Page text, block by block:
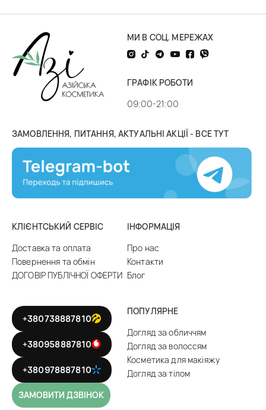
МИ В СОЦ. МЕРЕЖАХ
ГРАФІК РОБОТИ
09:00-21:00
ЗАМОВЛЕННЯ, ПИТАННЯ, АКТУАЛЬНІ АКЦІЇ - ВСЕ ТУТ
КЛІЄНТСЬКИЙ СЕРВІС
Доставка та оплата
Повернення та обмін
ДОГОВІР ПУБЛІЧНОЇ ОФЕРТИ
ІНФОРМАЦІЯ
Про нас
Контакти
Блог
+380738887810
+380958887810
+380978887810
ЗАМОВИТИ ДЗВІНОК
ПОПУЛЯРНЕ
Догляд за обличчям
Догляд за волоссям
Косметика для макіяжу
Догляд за тілом